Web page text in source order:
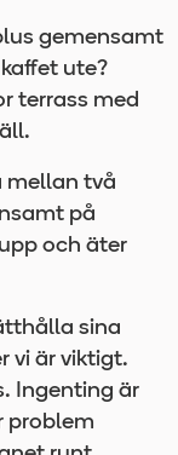
gemensamt
ute?
terrass med
mellan två
på
och äter
sina
vi är viktigt.
Ingenting är
problem